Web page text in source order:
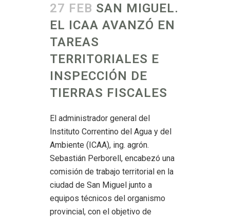
27 FEB SAN MIGUEL.
EL ICAA AVANZÓ EN
TAREAS
TERRITORIALES E
INSPECCIÓN DE
TIERRAS FISCALES
El administrador general del
Instituto Correntino del Agua y del
Ambiente (ICAA), ing. agrón.
Sebastián Perborell, encabezó una
comisión de trabajo territorial en la
ciudad de San Miguel junto a
equipos técnicos del organismo
provincial, con el objetivo de